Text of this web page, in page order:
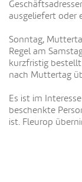
ausgeliefert oder
Sonntag,
Regel am
kurzfristig
nach Muttertag
Es ist im
beschenkte
ist. Fleurop